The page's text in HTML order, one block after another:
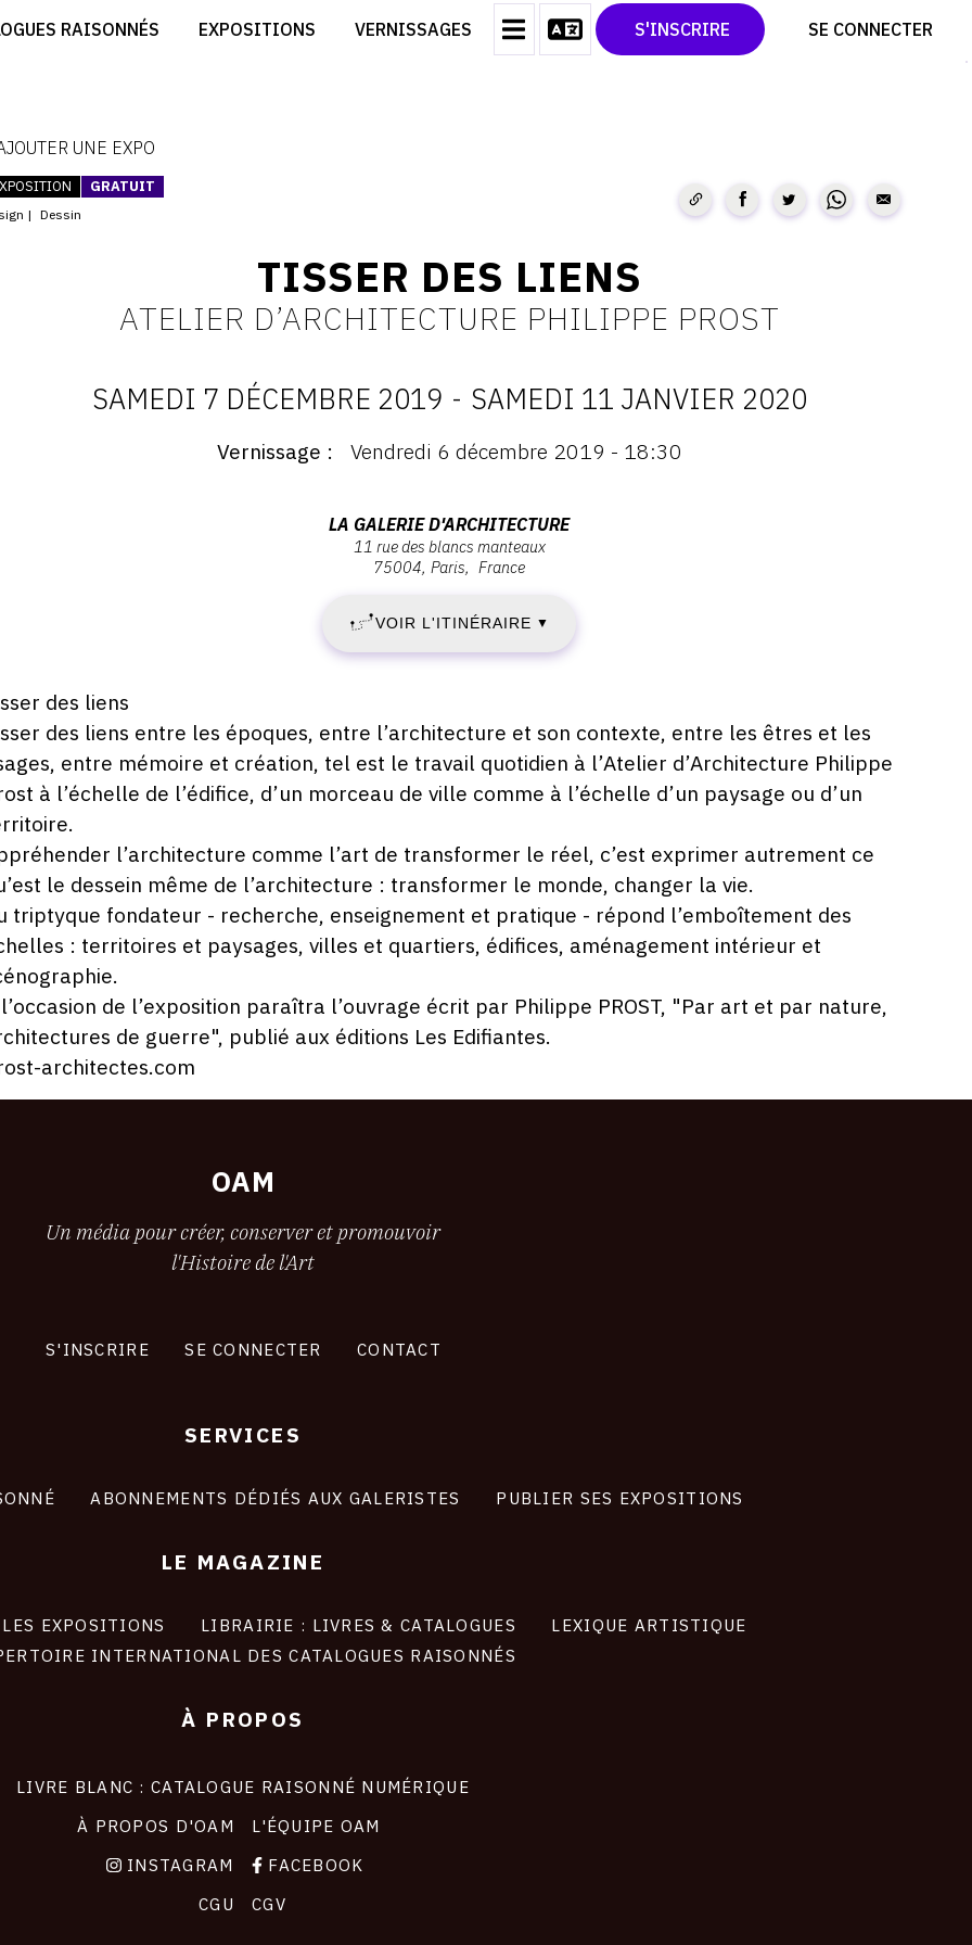
RAISONNÉS EXPOSITIONS VERNISSAGES S'INSCRIRE SE CONNECTER
CRÉER SON CATALOGUE D'EXPO
CONTACT
CGU
TWITTER
PINTEREST
UNE EXPO
GRATUIT
Dessin
TISSER DES LIENS
ATELIER D’ARCHITECTURE PHILIPPE PROST
DATES
SAMEDI
7
DÉCEMBRE
-
SAMEDI
11
JANVIER
2020
SAMEDI 7 DÉCEMBRE 2019 - SAMEDI 11 JANVIER 2020
Vernissage Vendredi 6 décembre 2019 - 18:30
d'architecture,
Blancs
Manteaux,
75004
LA GALERIE D'ARCHITECTURE
11 rue des blancs manteaux
75004 Paris France
VOIR L'ITINÉRAIRE ▼
des liens
des liens entre les époques, entre l’architecture et son contexte, entre les êtres et les
entre mémoire et création, tel est le travail quotidien à l’Atelier d’Architecture Philippe
à l’échelle de l’édifice, d’un morceau de ville comme à l’échelle d’un paysage ou d’un
l’architecture comme l’art de transformer le réel, c’est exprimer autrement ce
le dessein même de l’architecture : transformer le monde, changer la vie.
triptyque fondateur - recherche, enseignement et pratique - répond l’emboîtement des
: territoires et paysages, villes et quartiers, édifices, aménagement intérieur et
de l’exposition paraîtra l’ouvrage écrit par Philippe PROST, "Par art et par nature,
de guerre", publié aux éditions Les Edifiantes.
architectes.com
OAM
Un média pour créer, conserver et promouvoir
l'Histoire de l'Art
S'INSCRIRE SE CONNECTER CONTACT
SERVICES
ABONNEMENTS DÉDIÉS AUX GALERISTES PUBLIER SES EXPOSITIONS
LE MAGAZINE
LES EXPOSITIONS LIBRAIRIE : LIVRES & CATALOGUES
LEXIQUE ARTISTIQUE
INTERNATIONAL DES CATALOGUES RAISONNÉS
À PROPOS
LIVRE BLANC : CATALOGUE RAISONNÉ NUMÉRIQUE
À PROPOS D'OAM
L'ÉQUIPE OAM
INSTAGRAM
FACEBOOK
CGU
CGV